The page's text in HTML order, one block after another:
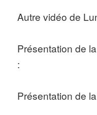
Autre vidéo de
Présentation de
:
Présentation de